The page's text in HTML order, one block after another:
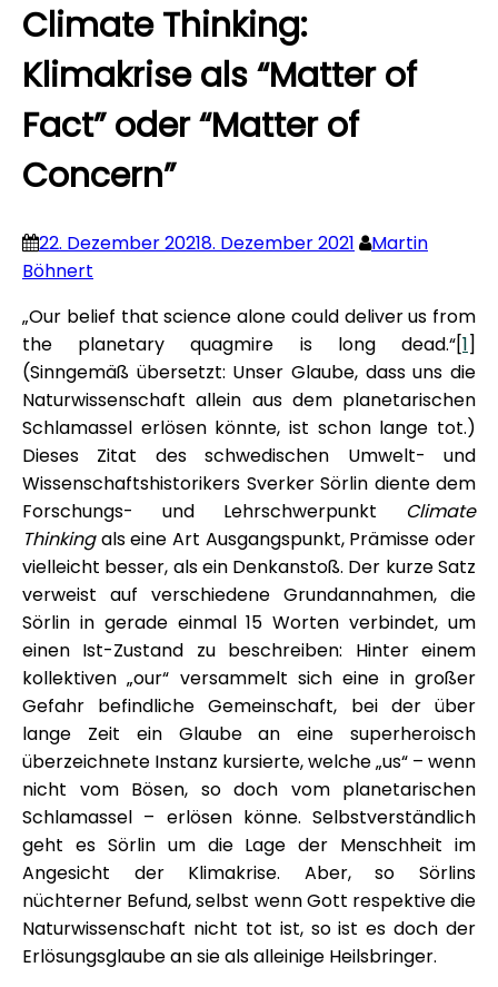
Climate Thinking:
Klimakrise als “Matter of
Fact” oder “Matter of
Concern”
22. Dezember 20218. Dezember 2021
Martin
Böhnert
„Our belief that science alone could deliver us from
the planetary quagmire is long dead.“[1]
(Sinngemäß übersetzt: Unser Glaube, dass uns die
Naturwissenschaft allein aus dem planetarischen
Schlamassel erlösen könnte, ist schon lange tot.)
Dieses Zitat des schwedischen Umwelt- und
Wissenschaftshistorikers Sverker Sörlin diente dem
Forschungs- und Lehrschwerpunkt Climate
Thinkingals eine Art Ausgangspunkt, Prämisse oder
vielleicht besser, als ein Denkanstoß. Der kurze Satz
verweist auf verschiedene Grundannahmen, die
Sörlin in gerade einmal 15 Worten verbindet, um
einen Ist-Zustand zu beschreiben: Hinter einem
kollektiven „our“ versammelt sich eine in großer
Gefahr befindliche Gemeinschaft, bei der über
lange Zeit ein Glaube an eine superheroisch
überzeichnete Instanz kursierte, welche „us“ – wenn
nicht vom Bösen, so doch vom planetarischen
Schlamassel – erlösen könne. Selbstverständlich
geht es Sörlin um die Lage der Menschheit im
Angesicht der Klimakrise. Aber, so Sörlins
nüchterner Befund, selbst wenn Gott respektive die
Naturwissenschaft nicht tot ist, so ist es doch der
Erlösungsglaube an sie als alleinige Heilsbringer.